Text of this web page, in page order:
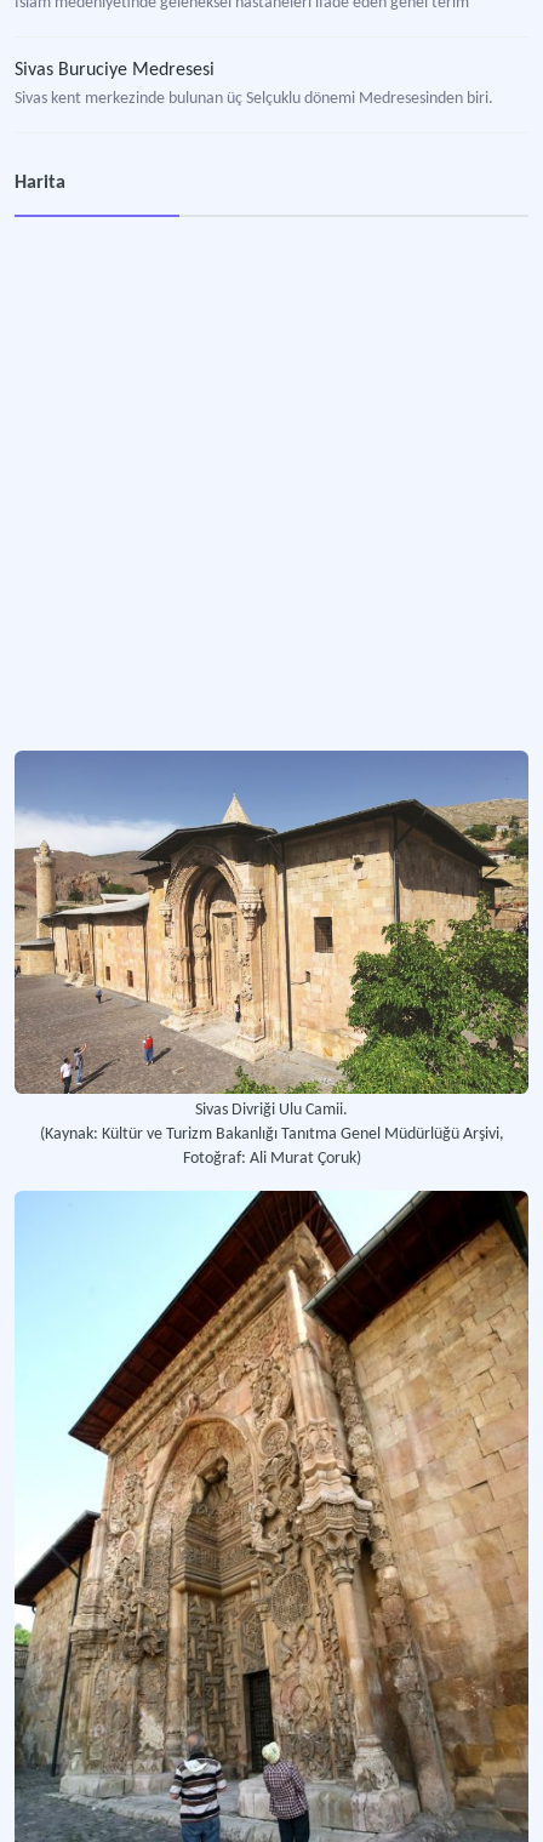
Sivas Buruciye Medresesi
Sivas kent merkezinde bulunan üç Selçuklu dönemi Medresesinden biri.
Harita
Sivas Divriği Ulu Camii.
(Kaynak: Kültür ve Turizm Bakanlığı Tanıtma Genel Müdürlüğü Arşivi,
Fotoğraf: Ali Murat Çoruk)